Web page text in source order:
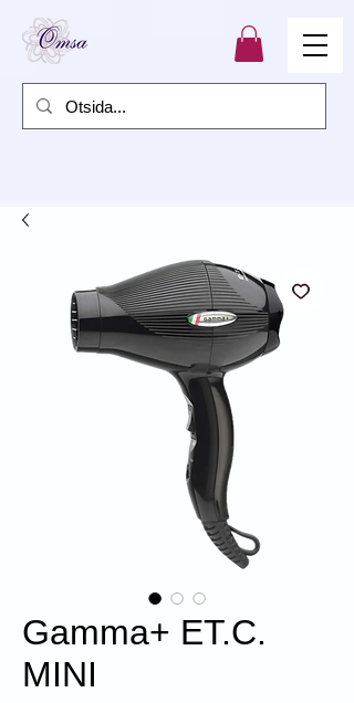
Gamma+ ET.C.
MINI